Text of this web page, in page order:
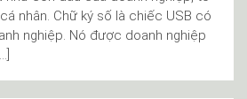
nhân. Chữ ký số là chiếc USB có
nghiệp. Nó được doanh nghiệp